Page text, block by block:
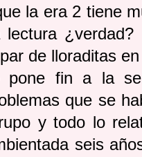
la era 2 tiene
de lloraditas
pone fin a la
que se
y todo lo
seis